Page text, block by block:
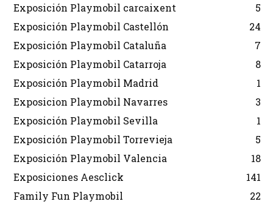
Exposición Playmobil carcaixent
5
Exposición Playmobil Castellón
24
Exposición Playmobil Cataluña
7
Exposición Playmobil Catarroja
8
Exposición Playmobil Madrid
1
Exposicion Playmobil Navarres
3
Exposición Playmobil Sevilla
1
Exposición Playmobil Torrevieja
5
Exposición Playmobil Valencia
18
Exposiciones Aesclick
141
Family Fun Playmobil
22